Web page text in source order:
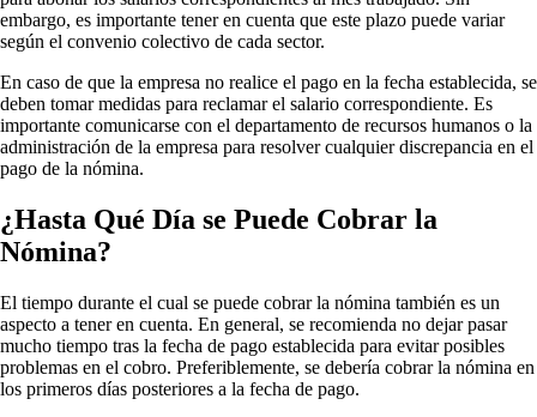
embargo, es importante tener en cuenta que este plazo puede variar
según el convenio colectivo de cada sector.
En caso de que la empresa no realice el pago en la fecha establecida, se
deben tomar medidas para reclamar el salario correspondiente. Es
importante comunicarse con el departamento de recursos humanos o la
administración de la empresa para resolver cualquier discrepancia en el
pago de la nómina.
¿Hasta Qué Día se Puede Cobrar la
Nómina?
El tiempo durante el cual se puede cobrar la nómina también es un
aspecto a tener en cuenta. En general, se recomienda no dejar pasar
mucho tiempo tras la fecha de pago establecida para evitar posibles
problemas en el cobro. Preferiblemente, se debería cobrar la nómina en
los primeros días posteriores a la fecha de pago.